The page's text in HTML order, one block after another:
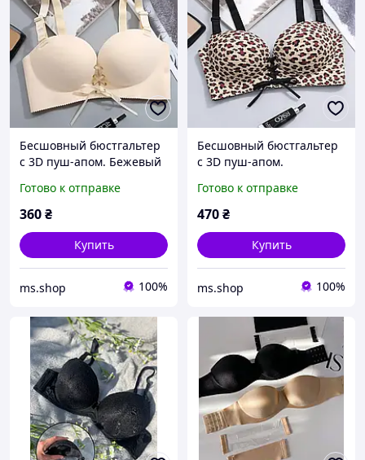
Бесшовный бюстгальтер
с 3D пуш-апом. Бежевый
Готово к отправке
360₴
Купить
ms.shop 100%
Бесшовный бюстгальтер
с 3D пуш-апом.
размер 75 B)
Готово к отправке
470₴
Купить
ms.shop 100%